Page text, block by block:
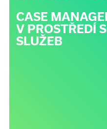
CASE
V PROSTŘEDÍ
SLUŽEB